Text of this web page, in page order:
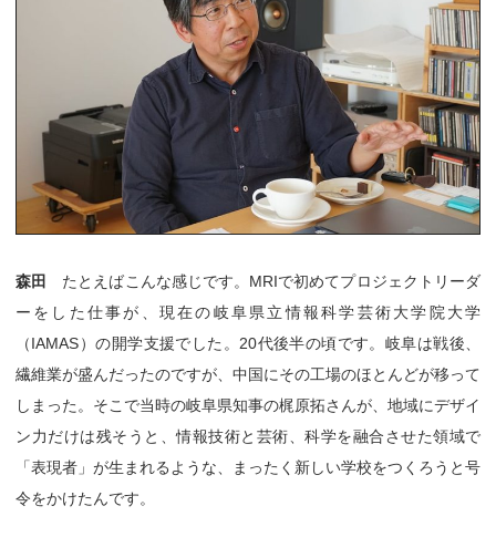
森田 たとえばこんな感じです。MRIで初めてプロジェクトリーダ
ーをした仕事が、現在の岐阜県立情報科学芸術大学院大学
（IAMAS）の開学支援でした。20代後半の頃です。岐阜は戦後、
繊維業が盛んだったのですが、中国にその工場のほとんどが移って
しまった。そこで当時の岐阜県知事の梶原拓さんが、地域にデザイ
ン力だけは残そうと、情報技術と芸術、科学を融合させた領域で
「表現者」が生まれるような、まったく新しい学校をつくろうと号
令をかけたんです。